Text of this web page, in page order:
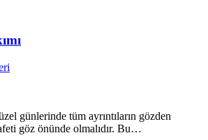
günlerinde tüm ayrıntıların gözden
göz önünde olmalıdır. Bu…